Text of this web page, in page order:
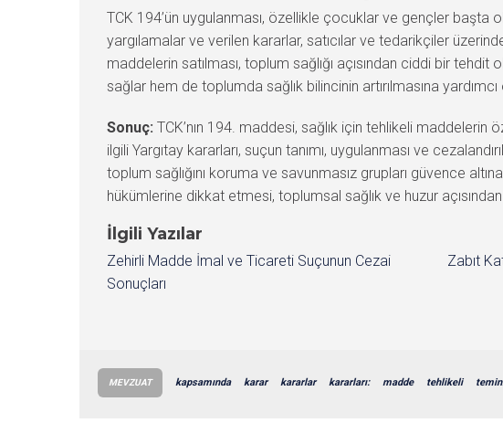
TCK 194’ün uygulanması, özellikle çocuklar ve gençler başta
yargılamalar ve verilen kararlar, satıcılar ve tedarikçiler
maddelerin satılması, toplum sağlığı açısından ciddi bir
sağlar hem de toplumda sağlık bilincinin artırılmasına yardımcı
Sonuç: TCK’nın 194. maddesi, sağlık için tehlikeli
ilgili Yargıtay kararları, suçun tanımı, uygulanması ve
toplum sağlığını koruma ve savunmasız grupları güvence
hükümlerine dikkat etmesi, toplumsal sağlık ve huzur
İlgili Yazılar
Zehirli Madde İmal ve Ticareti Suçunun Cezai
Sonuçları
Zabıt
MEVZUAT kapsamında karar kararlar kararları: madde tehlikeli